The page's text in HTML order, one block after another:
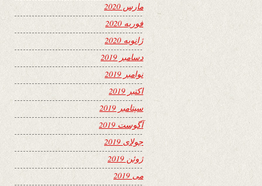
مارس 2020
فوریه 2020
ژانویه 2020
دسامبر 2019
نوامبر 2019
اکتبر 2019
سپتامبر 2019
آگوست 2019
جولای 2019
ژوئن 2019
می 2019